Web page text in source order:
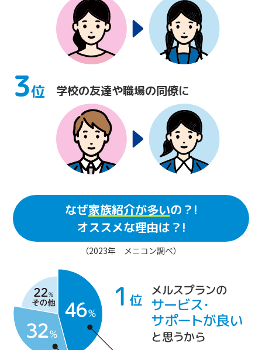
3位 学校の友達や職場の同僚に
なぜ家族紹介が多いの？!
オススメな理由は？!
（2023年 メニコン調べ）